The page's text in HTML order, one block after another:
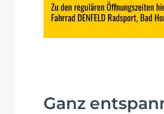
Ganz